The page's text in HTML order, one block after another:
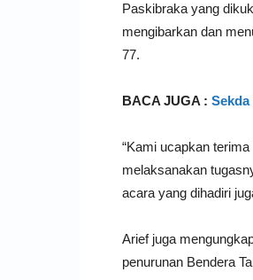
Paskibraka yang
mengibarkan dan
77.
BACA JUGA :
“Kami ucapkan
melaksanakan
acara yang dihadiri
Arief juga
penurunan Bendera